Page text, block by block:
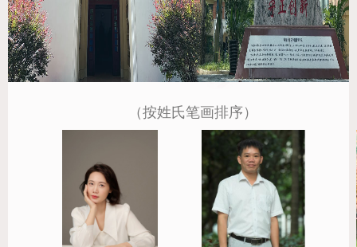
（按姓氏笔画排序）